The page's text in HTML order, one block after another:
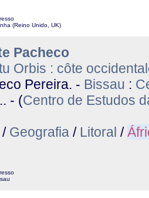
(Reino Unido, UK)
Pacheco
Orbis : côte
Pereira. - Bissau :
- (Centro de Estudos
/ Geografia / Litoral /